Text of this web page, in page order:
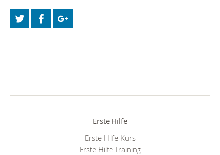
Erste Hilfe
Erste Hilfe Kurs
Erste Hilfe Training